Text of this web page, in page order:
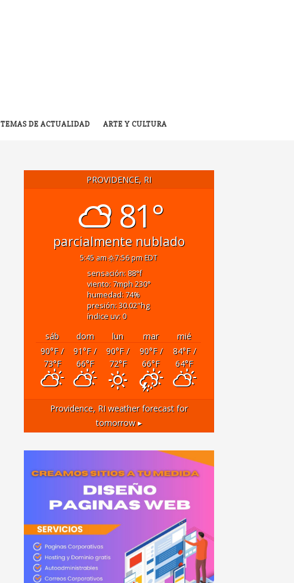
TEMAS DE ACTUALIDAD ARTE Y CULTURA
PROVIDENCE, RI
81°
parcialmente nublado
5:45 am 7:56 pm EDT
sensación: 88°f
viento: 7mph230°
humedad: 74%
presión: 30.02"hg
índice uv: 0
sáb dom lun mar
mié
90°F/
73°F
91°F/
66°F
90°F/
72°F
90°F/
66°F
84°F/
64°F
Providence, RIweather forecast for
tomorrow ▸